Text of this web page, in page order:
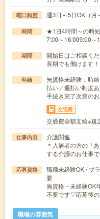
曜日頻度 週3日～5日OK（
時間
★1日4時間～の時
7:00～16:009:00
期間
開始日はご相談く
長期でも働けます！
時給
無資格未経験：時
払い／週払い制度
手続き完了次第のお
交通費
交通費全額支給※規
仕事内容
介護関連
＊入居者の方の「
する介護のお仕事
応募資格
職種未経験OK / ブ
要
無資格・未経験
不要です▽応募後
職場の雰囲気